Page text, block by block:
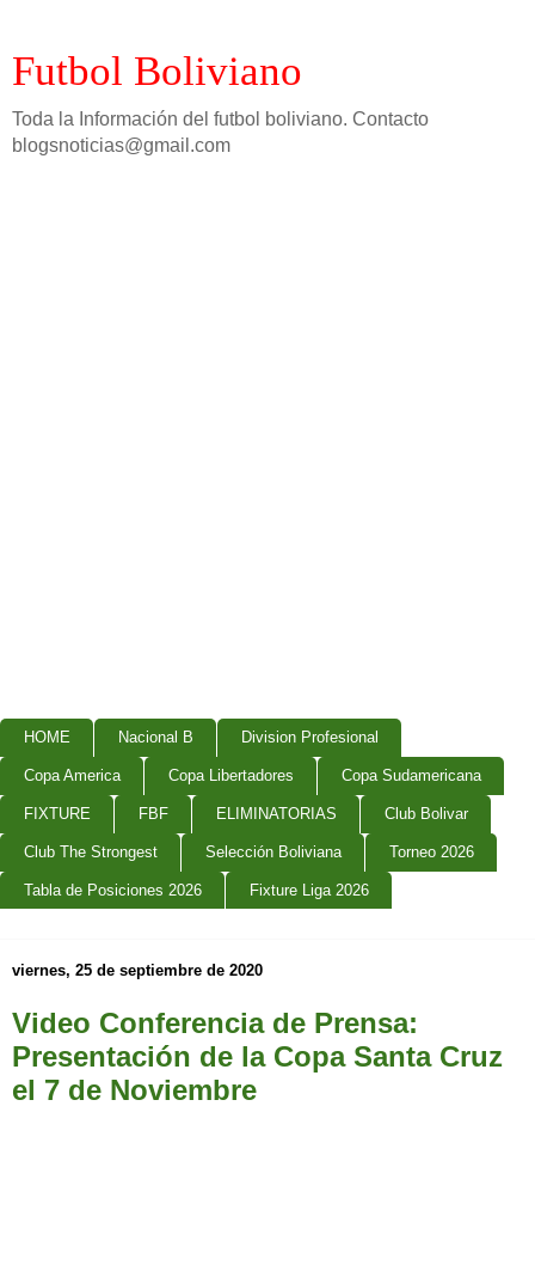
Futbol Boliviano
Toda la Información del futbol boliviano. Contacto
blogsnoticias@gmail.com
HOME Nacional B Division Profesional
Copa America Copa Libertadores Copa Sudamericana
FIXTURE FBF ELIMINATORIAS Club Bolivar
Club The Strongest Selección Boliviana Torneo 2026
Tabla de Posiciones 2026 Fixture Liga 2026
viernes, 25 de septiembre de 2020
Video Conferencia de Prensa:
Presentación de la Copa Santa Cruz
el 7 de Noviembre